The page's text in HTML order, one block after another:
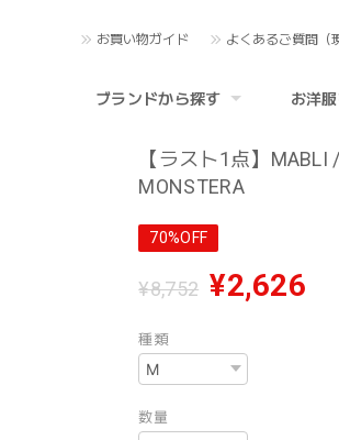
お買い物ガイド よくあるご質問（
ブランドから探す お洋
【ラスト1点】MABLI
MONSTERA
70%OFF
¥8,752 ¥2,626
種類
数量